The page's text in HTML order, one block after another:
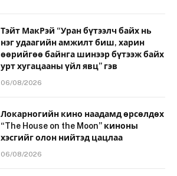
Тэйт МакРэй “Уран бүтээлч байх нь
нэг удаагийн амжилт биш, харин
өөрийгөө байнга шинээр бүтээж байх
урт хугацааны үйл явц” гэв
06/08/2026
Локарногийн кино наадамд өрсөлдөх
“The House on the Moon” киноны
хэсгийг олон нийтэд цацлаа
06/08/2026